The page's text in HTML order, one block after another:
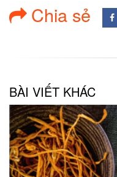
Chia sẻ
BÀI VIẾT KHÁC